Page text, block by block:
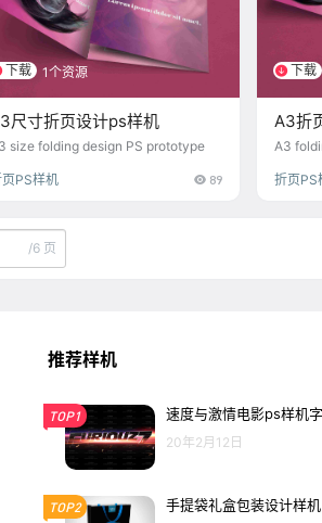
下载 1个资源
尺寸折页设计ps样机
size folding design PS prototype
PS样机 89
下载
A3折
A3
折页PS
/6 页
推荐样机
TOP1 速度与激情电影ps样机
20年2月12日
TOP2 手提袋礼盒包装设计样机